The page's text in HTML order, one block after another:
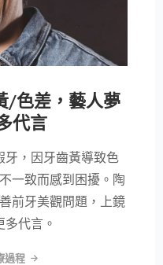
/色差，藝人夢
代言
牙，因牙齒黃導致色
一致而感到困擾。陶
前牙美觀問題，上鏡
代言。
過程